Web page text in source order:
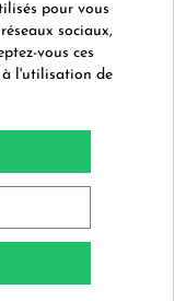
NOIR -
pour vous
sociaux,
vous ces
à l'utilisation de